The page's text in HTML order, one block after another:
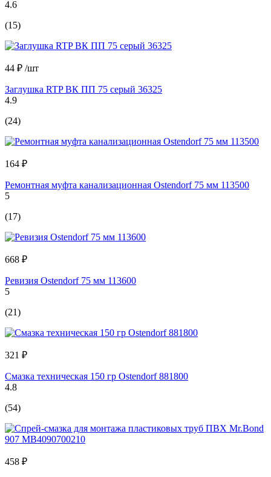
4.6
(15)
44 ₽ /шт
Заглушка RTP ВК ПП 75 серый 36325
4.9
(24)
164 ₽
Ремонтная муфта канализационная Ostendorf 75 мм 113500
5
(17)
668 ₽
Ревизия Ostendorf 75 мм 113600
5
(21)
321 ₽
Смазка техническая 150 гр Ostendorf 881800
4.8
(54)
458 ₽